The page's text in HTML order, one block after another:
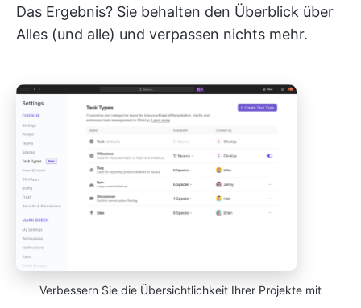
Das Ergebnis? Sie behalten den Überblick über
Alles (und alle) und verpassen nichts mehr.
Verbessern Sie die Übersichtlichkeit Ihrer Projekte mit